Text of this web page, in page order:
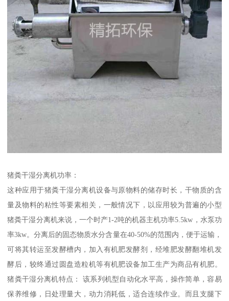
猪粪干湿分离机功率：
这种应用于猪粪干湿分离机设备与原物料的储存时长，干物质的含
量及物料的粘性等要素相关，一般情况下，以应用较为普遍的小型
猪粪干湿分离机来说，一个时产1-2吨的机器主机功率5.5kw，水泵功
率3kw。分离后的固态物质水分含量在40-50%的范围内，便于运输，
可将其转运至发酵槽内，加入有机肥发酵剂，经堆肥发酵翻堆机发
酵后，较终通过圆盘造粒机等有机肥设备加工生产为商品有机肥。
猪粪干湿分离机特点： 该系列机型自动化水平高，操作简单，容易
保养维修，日处理量大，动力消耗低，适合连续作业。而且支腿下